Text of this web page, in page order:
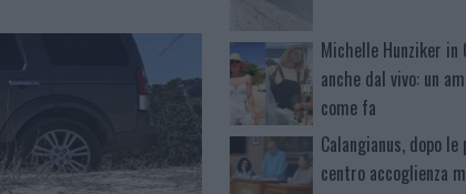
Michelle Hunziker in
anche dal vivo: un
come fa
Calangianus, dopo
centro accoglienza